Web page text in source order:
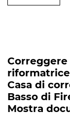
Casa di
Basso di
Mostra